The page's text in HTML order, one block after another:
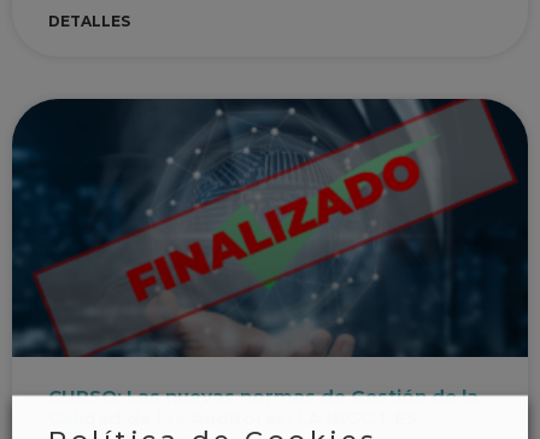
DETALLES
CURSO: Las nuevas normas de Gestión de la